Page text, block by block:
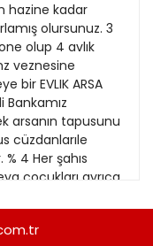
hazine kadar
olursunuz. 3
olup 4 avlık
veznesine
bir EVLIK ARSA
Bankamız
arsanın tapusunu
cüzdanlarıle
4 Her şahıs
çocukları ayrıca
Içerenköy.
Emekll